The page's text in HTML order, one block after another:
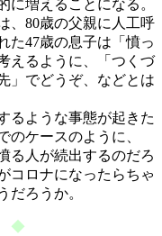
に増えることになる。
、80歳の父親に人工呼
た47歳の息子は「憤っ
えるように、「つくづ
」でどうぞ、などとは
るような事態が起きた
のケースのように、
る人が続出するのだろ
コロナになったらちゃ
だろうか。
◆